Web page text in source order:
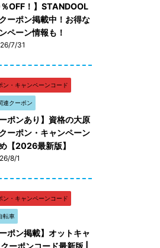
％OFF！】STANDOOL
ーポン掲載中！お得な
ペーン情報も！
7/31
ン・キャンペーンコード
連クーポン
ーポンあり】資格の大原
ーポン・キャンペーン
【2026最新版】
8/1
ン・キャンペーンコード
転車
ーポン掲載】オットキャ
ーポンコード最新版 |